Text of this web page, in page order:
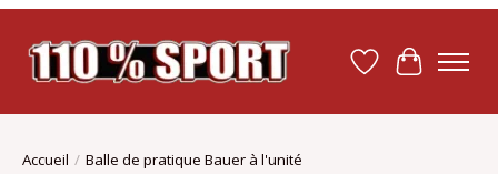
Liste dePanier
Accueil / Balle de pratique Bauer à l'unité